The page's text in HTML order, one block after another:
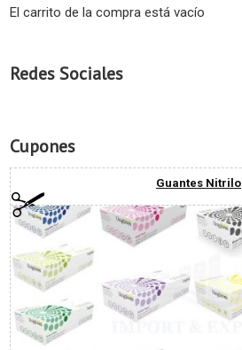
El carrito de la compra está vacío
Redes Sociales
Cupones
Guantes Nitrilo